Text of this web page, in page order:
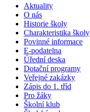
Aktuality
O nás
Historie školy
Charakteristika školy
Povinné informace
E-podatelna
Úřední deska
Dotační programy
Veřejné zakázky
Zápis do 1. tříd
Pro žáky
Školní klub